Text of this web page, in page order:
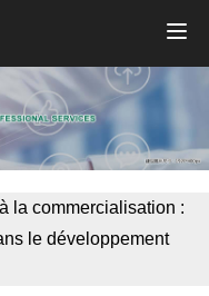
la commercialisation :
le développement